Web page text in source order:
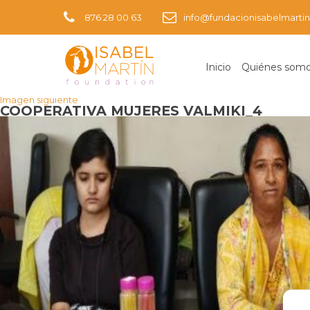
876 28 00 63
Inicio Quiénes
Imagen siguiente
COOPERATIVA MUJERES VALMIKI_4